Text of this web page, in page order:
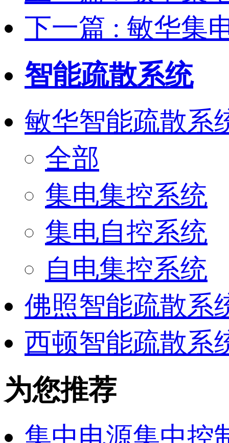
下一篇 : 敏华集
智能疏散系统
敏华智能疏散系
全部
集电集控系统
集电自控系统
自电集控系统
佛照智能疏散系
西顿智能疏散系
为您推荐
集中电源集中控